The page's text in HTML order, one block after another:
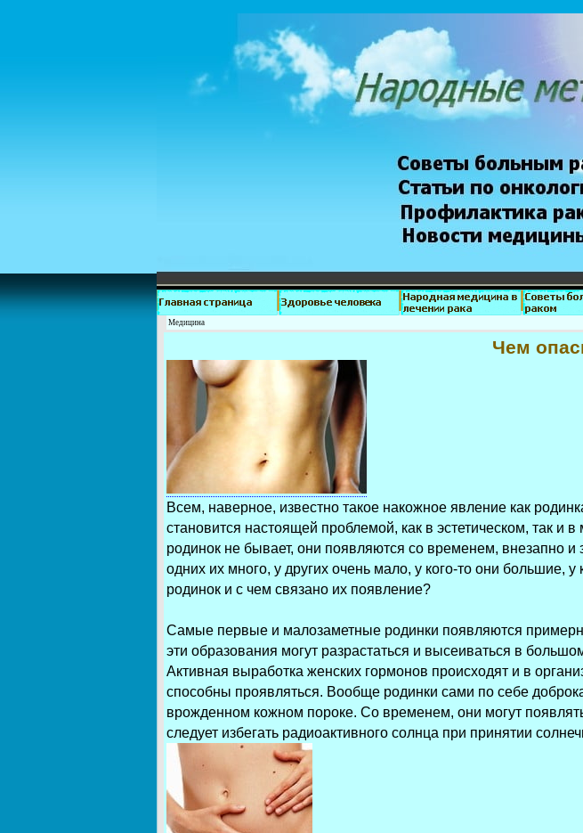
Медицина
Чем
Всем, наверное, известно такое накожное явление как
становится настоящей проблемой, как в эстетическом, так
родинок не бывает, они появляются со временем, внезапно
одних их много, у других очень мало, у кого-то они большие,
родинок и с чем связано их появление?
Самые первые и малозаметные родинки появляются
эти образования могут разрастаться и высеиваться в
Активная выработка женских гормонов происходят и в
способны проявляться. Вообще родинки сами по себе
врожденном кожном пороке. Со временем, они могут
следует избегать радиоактивного солнца при принятии